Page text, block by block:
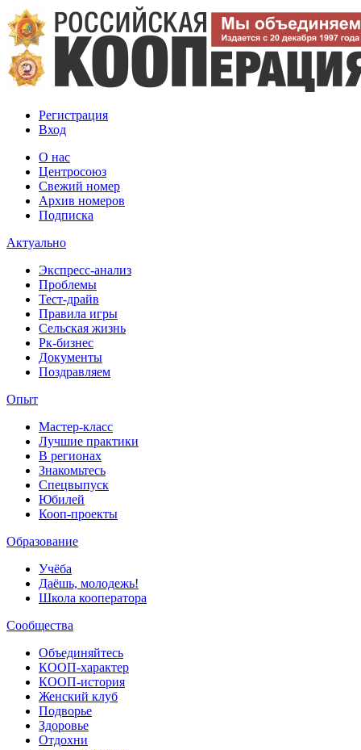
Регистрация
Вход
О нас
Центросоюз
Свежий номер
Архив номеров
Подписка
Актуально
Экспресс-анализ
Проблемы
Тест-драйв
Правила игры
Сельская жизнь
Рк-бизнес
Документы
Поздравляем
Опыт
Мастер-класс
Лучшие практики
В регионах
Знакомьтесь
Спецвыпуск
Юбилей
Кооп-проекты
Образование
Учёба
Даёшь, молодежь!
Школа кооператора
Сообщества
Объединяйтесь
КООП-характер
КООП-история
Женский клуб
Подворье
Здоровье
Отдохни